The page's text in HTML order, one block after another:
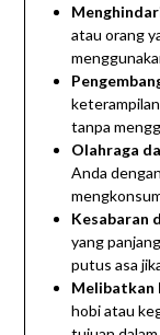
atau orang
tanpa
Olahraga
Anda
Kesabaran
yang
putus asa
Melibatkan
hobi atau